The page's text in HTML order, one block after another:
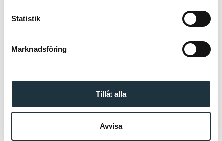
Statistik
Marknadsföring
Tillåt alla
Avvisa
Köp
POPULÄRA PRODUKTER